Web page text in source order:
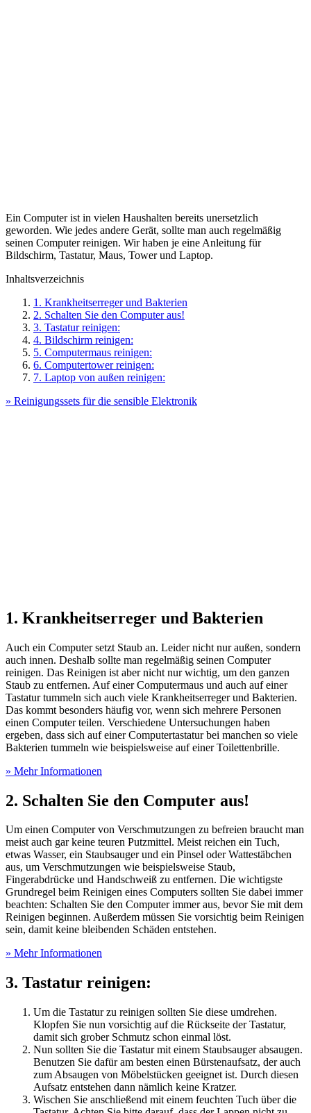
Ein Computer ist in vielen Haushalten bereits unersetzlich
geworden. Wie jedes andere Gerät, sollte man auch regelmäßig
seinen Computer reinigen. Wir haben je eine Anleitung für
Bildschirm, Tastatur, Maus, Tower und Laptop.
Inhaltsverzeichnis
1. Krankheitserreger und Bakterien
2. Schalten Sie den Computer aus!
3. Tastatur reinigen:
4. Bildschirm reinigen:
5. Computermaus reinigen:
6. Computertower reinigen:
7. Laptop von außen reinigen:
» Reinigungssets für die sensible Elektronik
1. Krankheitserreger und Bakterien
Auch ein Computer setzt Staub an. Leider nicht nur außen, sondern
auch innen. Deshalb sollte man regelmäßig seinen Computer
reinigen. Das Reinigen ist aber nicht nur wichtig, um den ganzen
Staub zu entfernen. Auf einer Computermaus und auch auf einer
Tastatur tummeln sich auch viele Krankheitserreger und Bakterien.
Das kommt besonders häufig vor, wenn sich mehrere Personen
einen Computer teilen. Verschiedene Untersuchungen haben
ergeben, dass sich auf einer Computertastatur bei manchen so viele
Bakterien tummeln wie beispielsweise auf einer Toilettenbrille.
» Mehr Informationen
2. Schalten Sie den Computer aus!
Um einen Computer von Verschmutzungen zu befreien braucht man
meist auch gar keine teuren Putzmittel. Meist reichen ein Tuch,
etwas Wasser, ein Staubsauger und ein Pinsel oder Wattestäbchen
aus, um Verschmutzungen wie beispielsweise Staub,
Fingerabdrücke und Handschweiß zu entfernen. Die wichtigste
Grundregel beim Reinigen eines Computers sollten Sie dabei immer
beachten: Schalten Sie den Computer immer aus, bevor Sie mit dem
Reinigen beginnen. Außerdem müssen Sie vorsichtig beim Reinigen
sein, damit keine bleibenden Schäden entstehen.
» Mehr Informationen
3. Tastatur reinigen:
Um die Tastatur zu reinigen sollten Sie diese umdrehen.
Klopfen Sie nun vorsichtig auf die Rückseite der Tastatur,
damit sich grober Schmutz schon einmal löst.
Nun sollten Sie die Tastatur mit einem Staubsauger absaugen.
Benutzen Sie dafür am besten einen Bürstenaufsatz, der auch
zum Absaugen von Möbelstücken geeignet ist. Durch diesen
Aufsatz entstehen dann nämlich keine Kratzer.
Wischen Sie anschließend mit einem feuchten Tuch über die